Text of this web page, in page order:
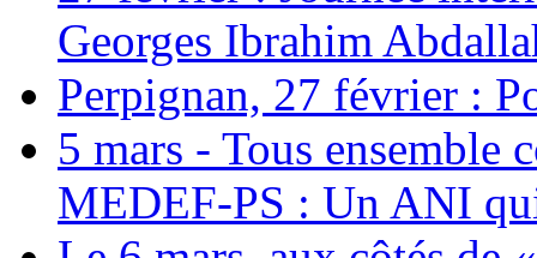
Georges Ibrahim
Perpignan, 27 février :
5 mars - Tous ensemble
MEDEF-PS : Un ANI